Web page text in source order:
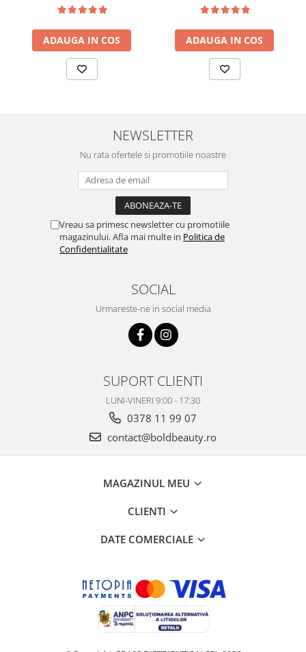
ADAUGA IN COS ADAUGA IN COS
NEWSLETTER
Nu rata ofertele si promotiile noastre
Vreau sa primesc newsletter cu promotiile
magazinului. Afla mai multe in Politica de
Confidentialitate
SOCIAL
Urmareste-ne in social media
SUPORT CLIENTI
LUNI-VINERI 9:00 - 17:30
0378 11 99 07
contact@boldbeauty.ro
MAGAZINUL MEU
CLIENTI
DATE COMERCIALE